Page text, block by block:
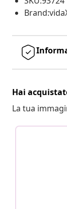
Hai
La tua